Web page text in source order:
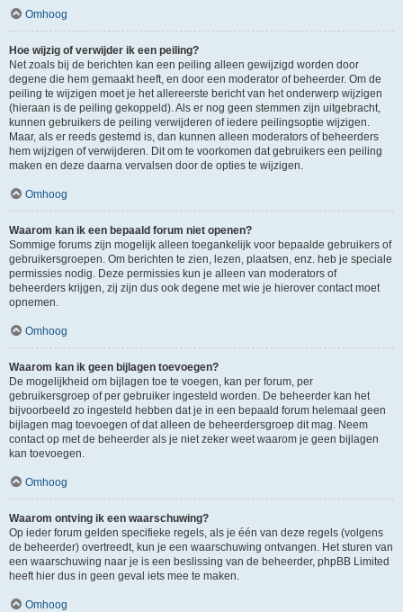
Omhoog
Hoe wijzig of verwijder ik een peiling?
Net zoals bij de berichten kan een peiling alleen gewijzigd worden door
degene die hem gemaakt heeft, en door een moderator of beheerder. Om de
peiling te wijzigen moet je het allereerste bericht van het onderwerp wijzigen
(hieraan is de peiling gekoppeld). Als er nog geen stemmen zijn uitgebracht,
kunnen gebruikers de peiling verwijderen of iedere peilingsoptie wijzigen.
Maar, als er reeds gestemd is, dan kunnen alleen moderators of beheerders
hem wijzigen of verwijderen. Dit om te voorkomen dat gebruikers een peiling
maken en deze daarna vervalsen door de opties te wijzigen.
Omhoog
Waarom kan ik een bepaald forum niet openen?
Sommige forums zijn mogelijk alleen toegankelijk voor bepaalde gebruikers of
gebruikersgroepen. Om berichten te zien, lezen, plaatsen, enz. heb je speciale
permissies nodig. Deze permissies kun je alleen van moderators of
beheerders krijgen, zij zijn dus ook degene met wie je hierover contact moet
opnemen.
Omhoog
Waarom kan ik geen bijlagen toevoegen?
De mogelijkheid om bijlagen toe te voegen, kan per forum, per
gebruikersgroep of per gebruiker ingesteld worden. De beheerder kan het
bijvoorbeeld zo ingesteld hebben dat je in een bepaald forum helemaal geen
bijlagen mag toevoegen of dat alleen de beheerdersgroep dit mag. Neem
contact op met de beheerder als je niet zeker weet waarom je geen bijlagen
kan toevoegen.
Omhoog
Waarom ontving ik een waarschuwing?
Op ieder forum gelden specifieke regels, als je één van deze regels (volgens
de beheerder) overtreedt, kun je een waarschuwing ontvangen. Het sturen van
een waarschuwing naar je is een beslissing van de beheerder, phpBB Limited
heeft hier dus in geen geval iets mee te maken.
Omhoog